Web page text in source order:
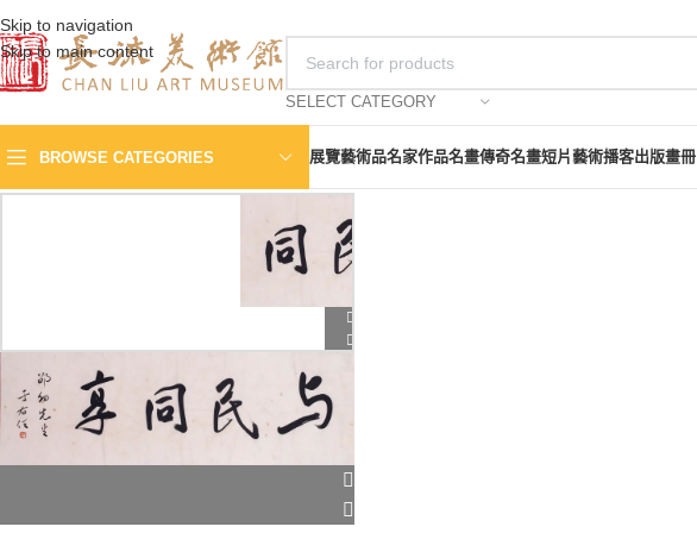
Skip to navigation
Skip to main content
SELECT CATEGORY
BROWSE CATEGORIES 展覽藝術品名家作品名畫傳奇名畫短片藝術播客出版畫冊